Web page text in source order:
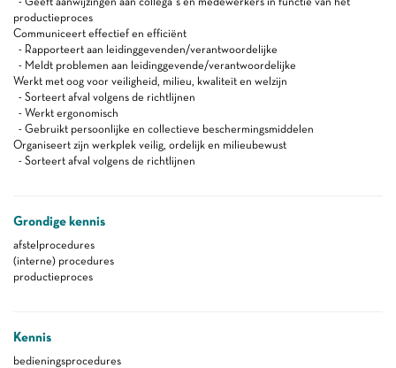
productieproces
Communiceert effectief en efficiënt
- Rapporteert aan leidinggevenden/verantwoordelijke
- Meldt problemen aan leidinggevende/verantwoordelijke
Werkt met oog voor veiligheid, milieu, kwaliteit en welzijn
- Sorteert afval volgens de richtlijnen
- Werkt ergonomisch
- Gebruikt persoonlijke en collectieve beschermingsmiddelen
Organiseert zijn werkplek veilig, ordelijk en milieubewust
- Sorteert afval volgens de richtlijnen
Grondige kennis
afstelprocedures
(interne) procedures
productieproces
Kennis
bedieningsprocedures